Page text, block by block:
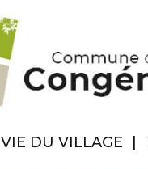
VIE DU VILLAGE